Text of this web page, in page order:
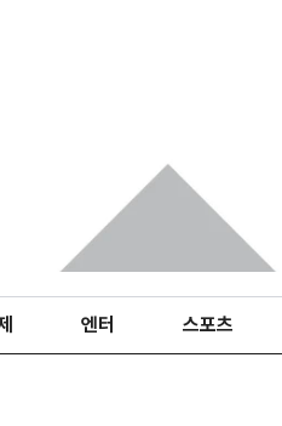
엔터 스포츠